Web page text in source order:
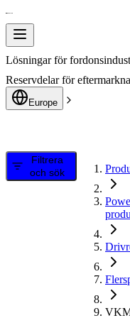
Lösningar för
Reservdelar för
Europe
Filtrera
och sök